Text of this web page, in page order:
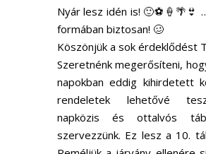
Nyár lesz idén is! 🙂⚽️🍦🌴👙
formában biztosan! 🥴
Köszönjük a sok érdeklődést
Szeretnénk megerősíteni,
napokban eddig kihirdetett
rendeletek lehetővé
napközis és ottalvós
szervezzünk. Ez lesz a 10.